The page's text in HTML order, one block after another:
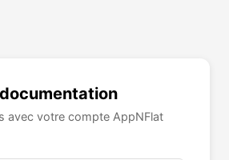
avec votre compte AppNFlat